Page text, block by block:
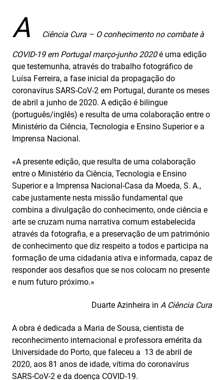
A Ciência Cura – O conhecimento no combate à
COVID-19 em Portugal março-junho 2020é uma edição
que testemunha, através do trabalho fotográfico de
Luísa Ferreira, a fase inicial da propagação do
coronavírus SARS-CoV-2 em Portugal, durante os meses
de abril a junho de 2020. A edição é bilingue
(português/inglês) e resulta de uma colaboração entre o
Ministério da Ciência, Tecnologia e Ensino Superior e a
Imprensa Nacional.
«A presente edição, que resulta de uma colaboração
entre o Ministério da Ciência, Tecnologia e Ensino
Superior e a Imprensa Nacional-Casa da Moeda, S. A.,
cabe justamente nesta missão fundamental que
combina a divulgação do conhecimento, onde ciência e
arte se cruzam numa narrativa comum estabelecida
através da fotografia, e a preservação de um património
de conhecimento que diz respeito a todos e participa na
formação de uma cidadania ativa e informada, capaz de
responder aos desafios que se nos colocam no presente
e num futuro próximo.»
Duarte Azinheira in A Ciência Cura
A obra é dedicada a Maria de Sousa, cientista de
reconhecimento internacional e professora emérita da
Universidade do Porto, que faleceu a 13 de abril de
2020, aos 81 anos de idade, vítima do coronavírus
SARS-CoV-2 e da doença COVID-19.